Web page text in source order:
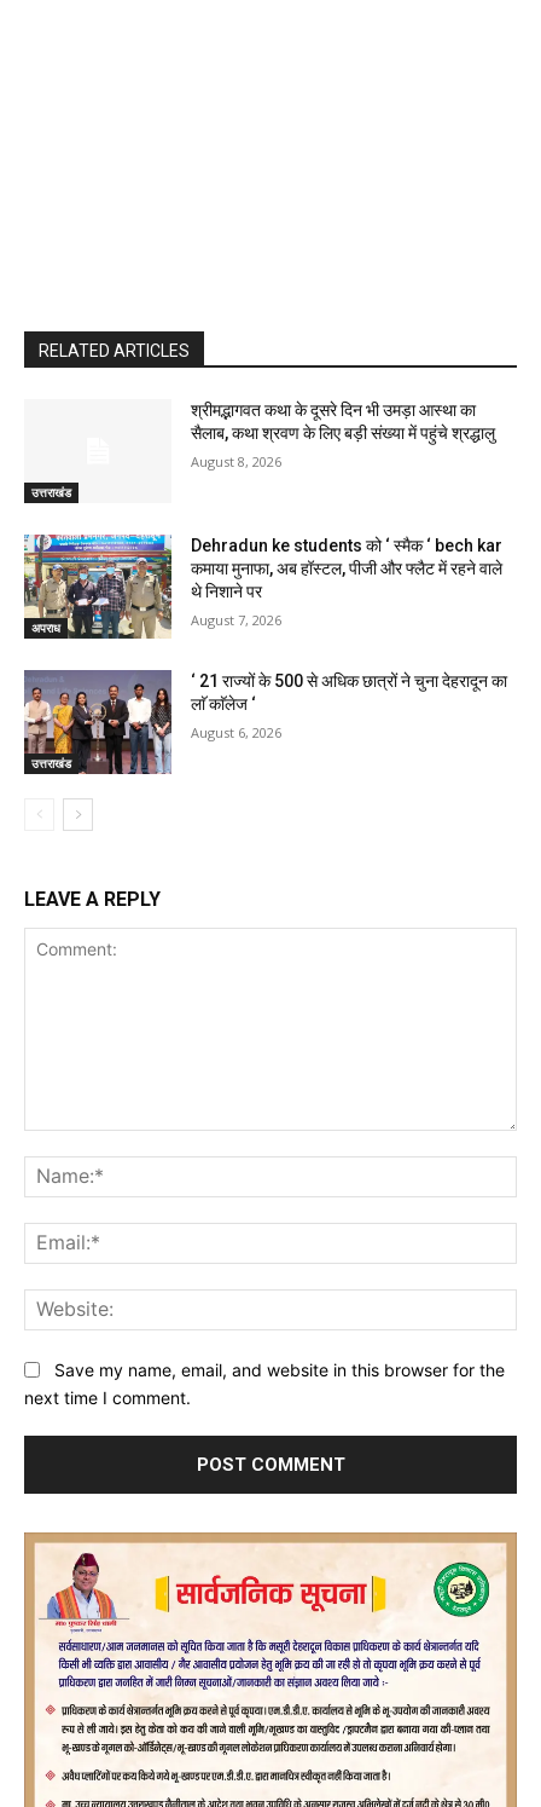
RELATED ARTICLES
उत्तराखंड
श्रीमद्भागवत कथा के दूसरे दिन भी उमड़ा आस्था का
सैलाब, कथा श्रवण के लिए बड़ी संख्या में पहुंचे श्रद्धालु
August 8, 2026
अपराध
Dehradun ke students को ‘ स्मैक ‘ bech kar
कमाया मुनाफा, अब हॉस्टल, पीजी और फ्लैट में रहने वाले
थे निशाने पर
August 7, 2026
उत्तराखंड
‘ 21 राज्यों के 500 से अधिक छात्रों ने चुना देहरादून का
लाॅ काॅलेज ‘
August 6, 2026
LEAVE A REPLY
Save my name, email, and website in this browser for the
next time I comment.